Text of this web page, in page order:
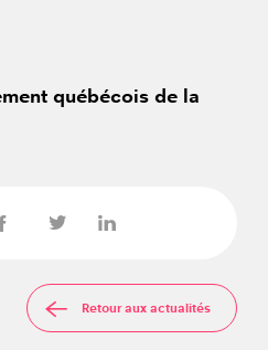
québécois de la
Retour aux actualités